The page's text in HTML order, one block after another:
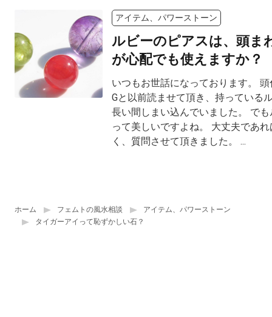
ホーム フェムトの風水相談
アイテム、パワーストーン
タイガーアイって恥ずかしい石？
アイテム、パワーストーン
ルビーのピアスは、頭ま
が心配でも使えますか？
いつもお世話になっております。
Gと以前読ませて頂き、持っている
長い間しまい込んでいました。 で
って美しいですよね。 大丈夫であ
く、質問させて頂きました。 ...